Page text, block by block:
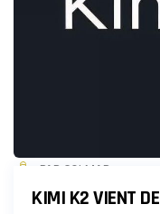
PAR COLMAR
KIMI K2 VIENT